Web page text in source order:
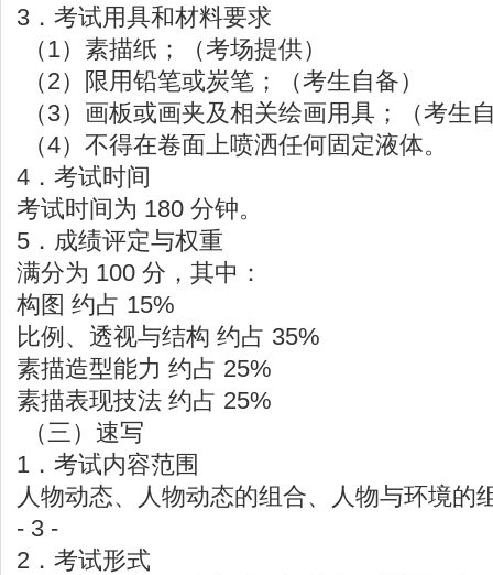
3．考试用具和材料要求
（1）素描纸；（考场提供）
（2）限用铅笔或炭笔；（考生自备）
（3）画板或画夹及相关绘画用具；（考生
（4）不得在卷面上喷洒任何固定液体。
4．考试时间
考试时间为 180 分钟。
5．成绩评定与权重
满分为 100 分，其中：
构图 约占 15%
比例、透视与结构 约占 35%
素描造型能力 约占 25%
素描表现技法 约占 25%
（三）速写
1．考试内容范围
人物动态、人物动态的组合、人物与环境的
- 3 -
2．考试形式